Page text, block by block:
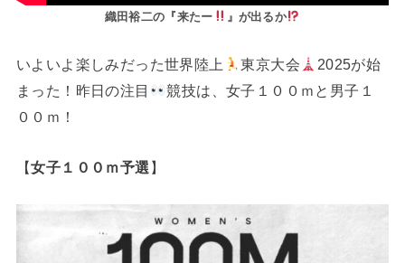
織田裕二の『来たー 』が出るか
いよいよ楽しみだった世界陸上 東京大会
2025が始
まった！昨日の注目
競技は、女子１００ｍと男子１
００ｍ！
【女子１００ｍ予選 】